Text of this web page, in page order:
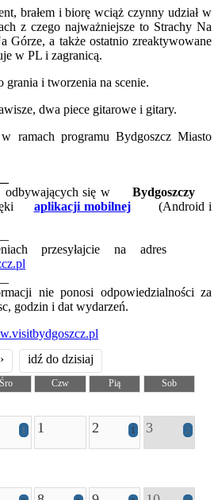
brałem i biorę wciąż czynny udział w
z czego najważniejsze to Strachy Na
Górze, a także ostatnio zreaktywowane
w PL i zagranicą.
grania i tworzenia na scenie.
dwa piece gitarowe i gitary.
ramach programu Bydgoszcz Miasto
odbywających się wBydgoszczy
aplikacji mobilnej
(Android i
przesyłajcie na adres
nie ponosi odpowiedzialności za
godzin i dat wydarzeń.
› idź do dzisiaj
Śro Czw Pią
Sob
1 1 2 1 3 2